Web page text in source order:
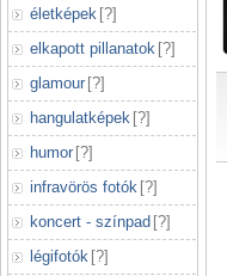
életképek [?]
elkapott pillanatok [?]
glamour [?]
hangulatképek [?]
humor [?]
infravörös fotók [?]
koncert - színpad [?]
légifotók [?]